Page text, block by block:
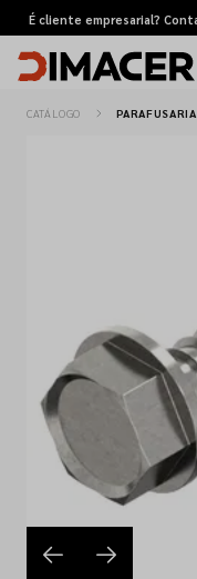
É cliente empresarial?
Pedidos de cotação
Marcas
Favoritos
Empresa
CATÁLOGO PARAFUSARIA